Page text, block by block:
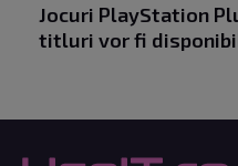
Jocuri PlayStation
titluri vor fi